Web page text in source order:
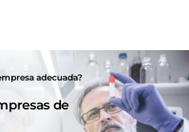
adecuada?
de